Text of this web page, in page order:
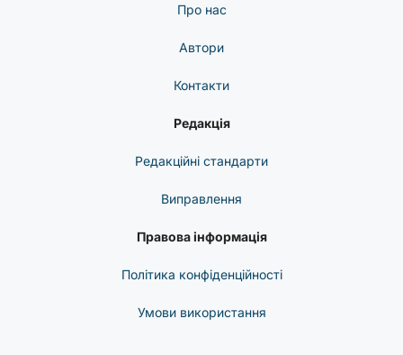
Про нас
Автори
Контакти
Редакція
Редакційні стандарти
Виправлення
Правова інформація
Політика конфіденційності
Умови використання